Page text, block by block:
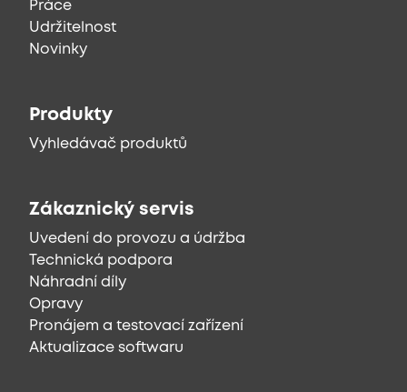
Práce
Udržitelnost
Novinky
Produkty
Vyhledávač produktů
Zákaznický servis
Uvedení do provozu a údržba
Technická podpora
Náhradní díly
Opravy
Pronájem a testovací zařízení
Aktualizace softwaru